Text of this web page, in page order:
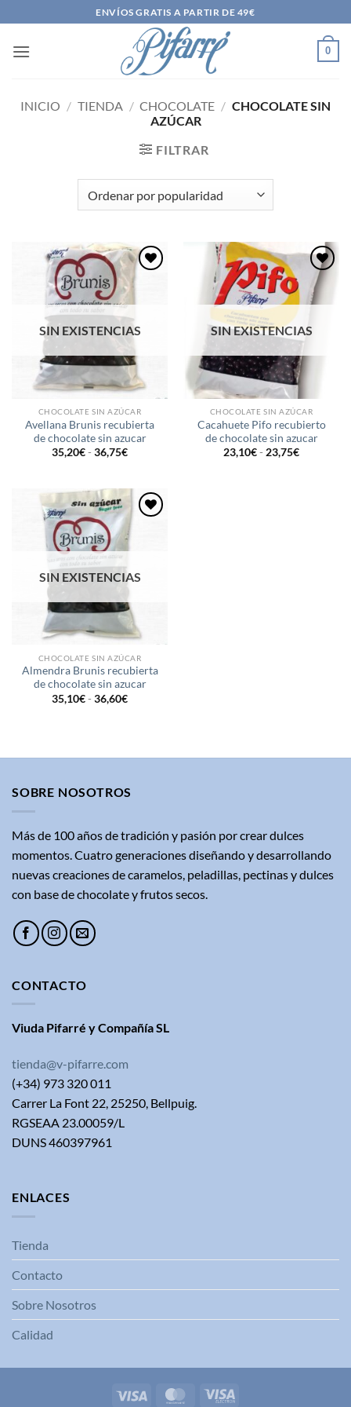
al
contenido
ENVÍOS GRATIS A PARTIR DE 49€
0
INICIO / TIENDA / CHOCOLATE / CHOCOLATE SIN
AZÚCAR
FILTRAR
Añadir
lista de
SIN EXISTENCIAS
CHOCOLATE SIN AZÚCAR
Avellana Brunis recubierta
de chocolate sin azucar
35,20€- 36,75€Rango
35,20€
hasta
36,75€
Añadir
a la
lista de
SIN EXISTENCIAS
CHOCOLATE SIN AZÚCAR
Cacahuete Pifo recubierto
de chocolate sin azucar
23,10€- 23,75€Rango
SIN EXISTENCIAS
CHOCOLATE SIN AZÚCAR
Almendra Brunis recubierta
de chocolate sin azucar
35,10€- 36,60€Rango
36,60€
SOBRE NOSOTROS
Más de 100 años de tradición y pasión por crear dulces
momentos. Cuatro generaciones diseñando y desarrollando
nuevas creaciones de caramelos, peladillas, pectinas y dulces
con base de chocolate y frutos secos.
CONTACTO
Viuda Pifarré y Compañía SL
tienda@v-pifarre.com
(+34) 973 320 011
Carrer La Font 22, 25250, Bellpuig.
RGSEAA 23.00059/L
DUNS 460397961
ENLACES
Tienda
Contacto
Sobre Nosotros
Calidad
Visa MasterCardVisa